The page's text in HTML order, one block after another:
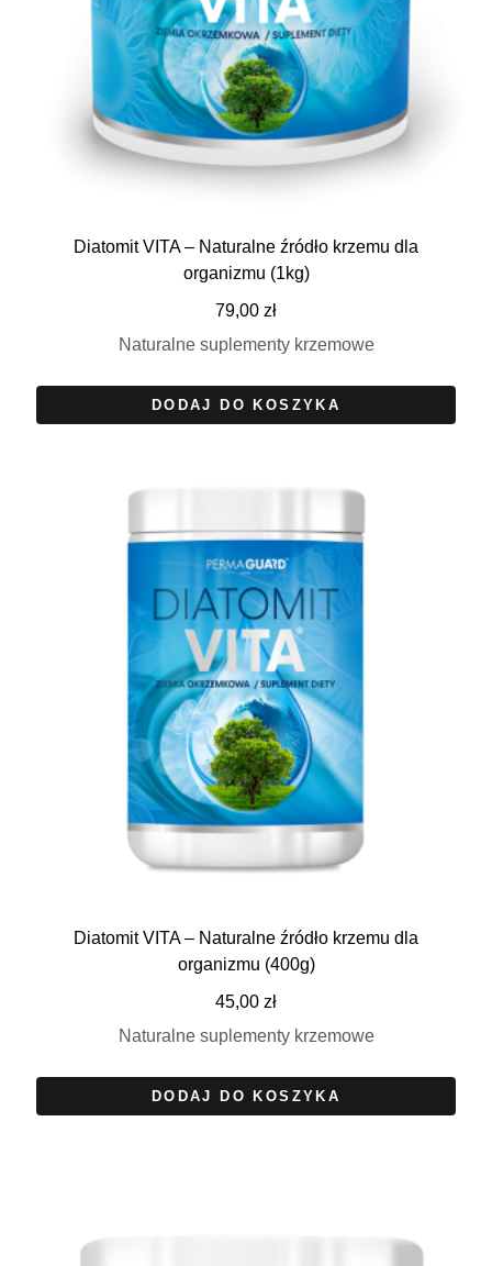
Diatomit VITA – Naturalne źródło krzemu dla
organizmu (1kg)
79,00 zł
Naturalne suplementy krzemowe
DODAJ DO KOSZYKA
Diatomit VITA – Naturalne źródło krzemu dla
organizmu (400g)
45,00 zł
Naturalne suplementy krzemowe
DODAJ DO KOSZYKA